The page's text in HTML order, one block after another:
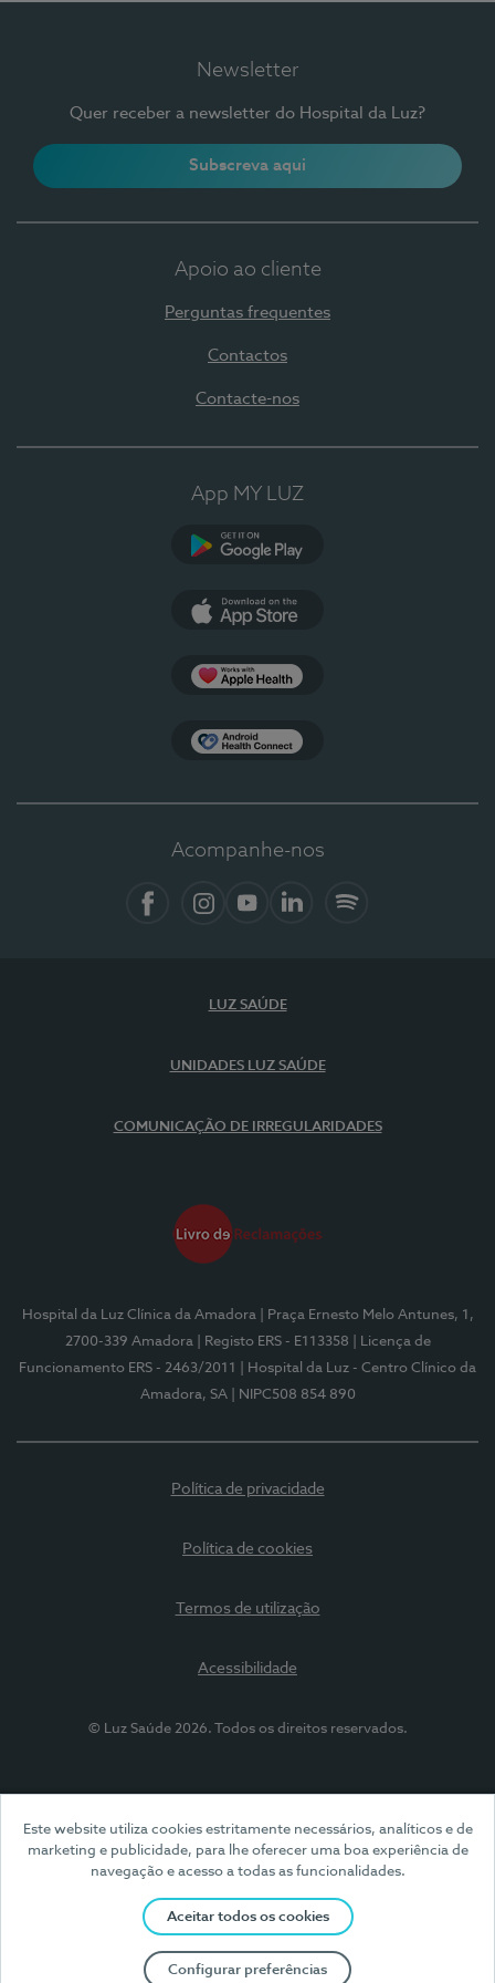
Este website utiliza cookies estritamente necessários, analíticos e de
marketing e publicidade, para lhe oferecer uma boa experiência de
navegação e acesso a todas as funcionalidades.
Aceitar todos os cookies
Configurar preferências
Newsletter
Quer receber a newsletter do Hospital da Luz?
Subscreva aqui
Apoio ao cliente
Perguntas frequentes
Contactos
Contacte-nos
App MY LUZ
Acompanhe-nos
LUZ SAÚDE
UNIDADES LUZ SAÚDE
COMUNICAÇÃO DE IRREGULARIDADES
Hospital da Luz Clínica da Amadora
| Praça Ernesto Melo Antunes, 1,
2700-339 Amadora
| Registo ERS - E113358
| Licença de
Funcionamento ERS - 2463/2011
| Hospital da Luz - Centro Clínico da
Amadora, SA
| NIPC508 854 890
Política de privacidade
Política de cookies
Termos de utilização
Acessibilidade
© Luz Saúde 2026. Todos os direitos reservados.